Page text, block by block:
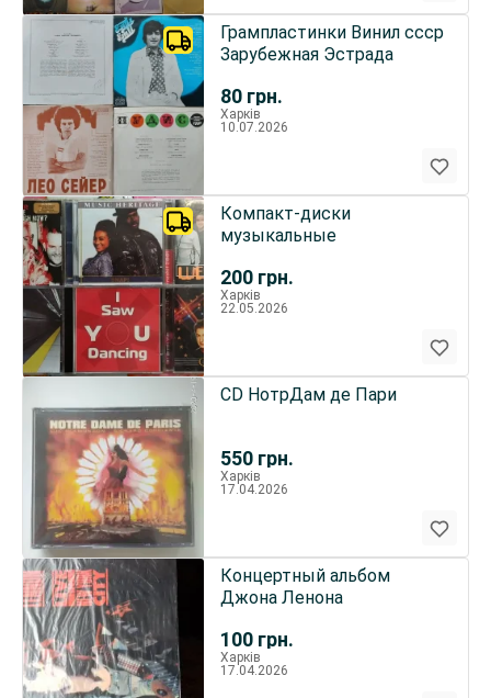
80 грн.
Грампластинки Винил ссср
Зарубежная Эстрада
Харків
10.07.2026
200 грн.
Компакт-диски
музыкальные
Харків
22.05.2026
550 грн.
CD НотрДам де Пари
Харків
17.04.2026
100 грн.
Концертный альбом
Джона Ленона
Харків
17.04.2026